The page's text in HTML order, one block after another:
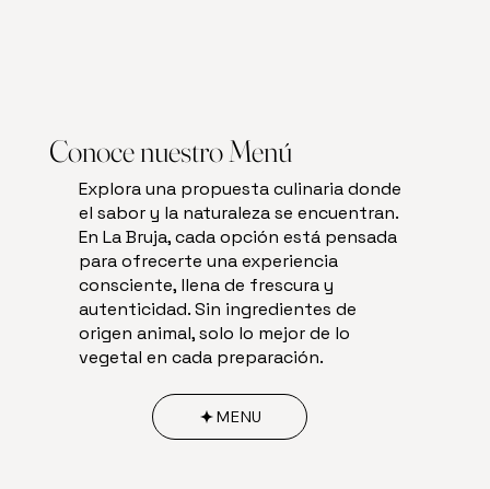
Conoce nuestro Menú
Explora una propuesta culinaria donde
el sabor y la naturaleza se encuentran.
En La Bruja, cada opción está pensada
para ofrecerte una experiencia
consciente, llena de frescura y
autenticidad. Sin ingredientes de
origen animal, solo lo mejor de lo
vegetal en cada preparación.
MENU